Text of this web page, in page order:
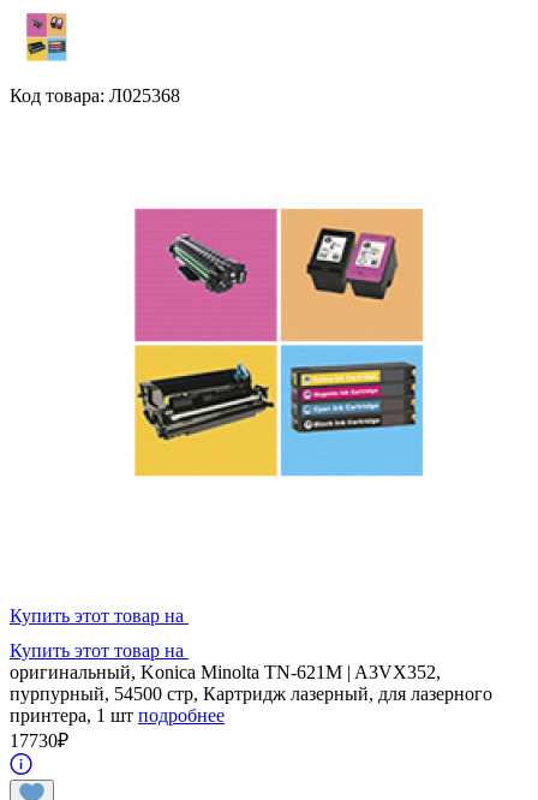
Код товара: Л025368
Купить этот товар на
Купить этот товар на
оригинальный, Konica Minolta TN-621M | A3VX352,
пурпурный, 54500 стр, Картридж лазерный, для лазерного
принтера, 1 шт подробнее
17730₽